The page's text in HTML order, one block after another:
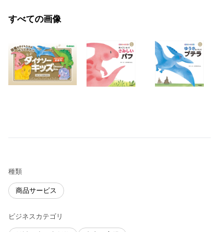
すべての画像
種類
商品サービス
ビジネスカテゴリ